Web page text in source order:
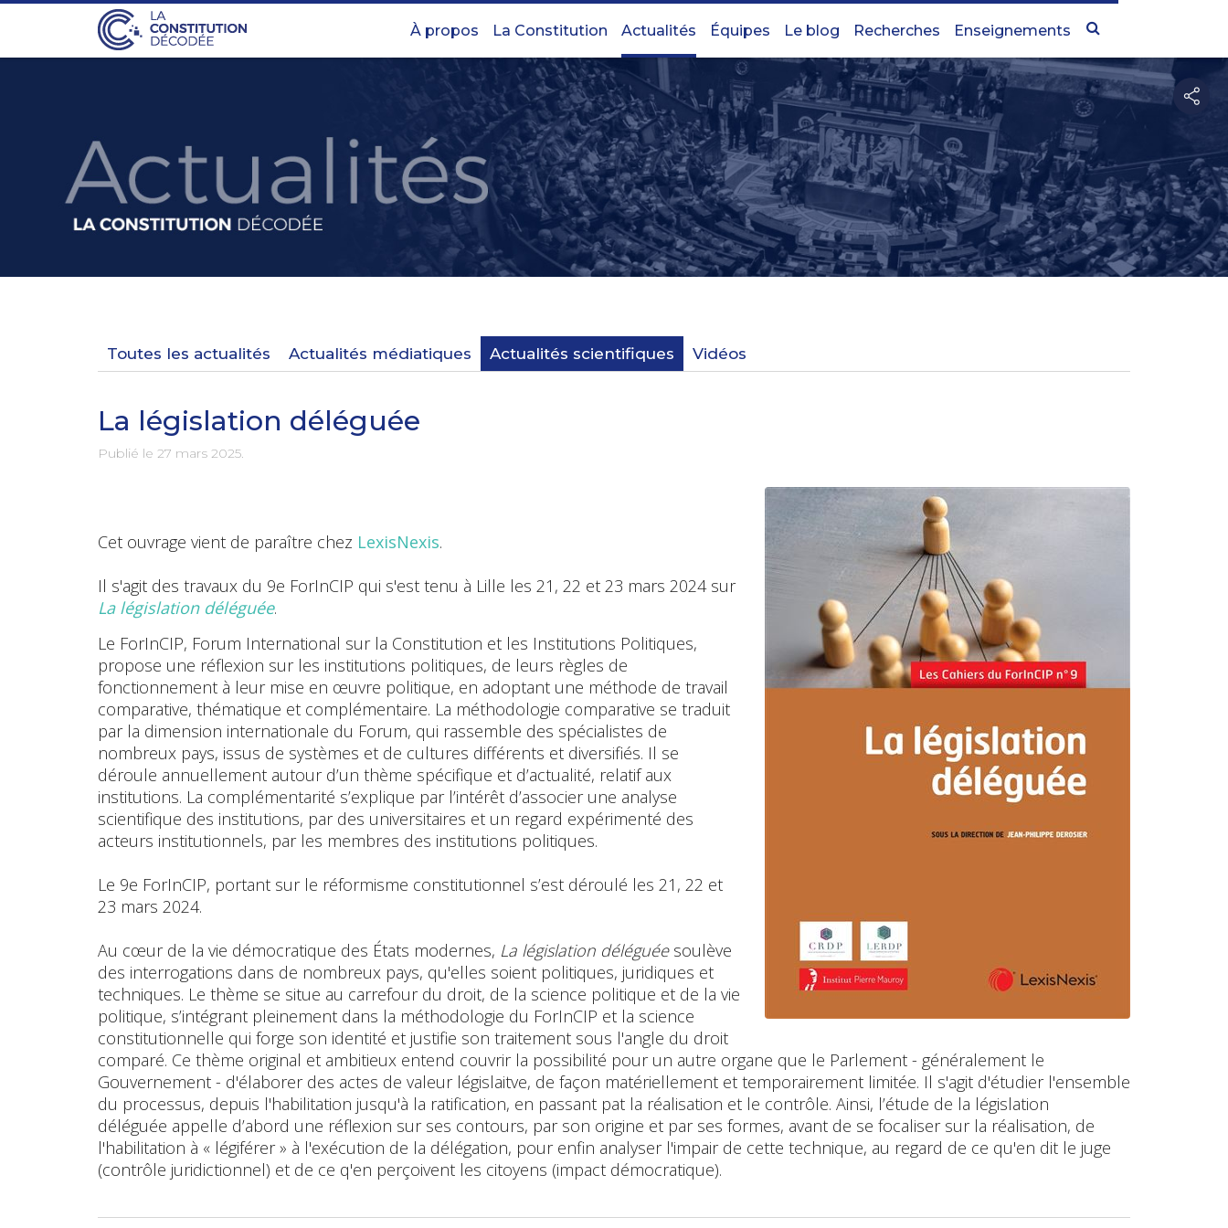
À propos La Constitution Actualités Équipes Le blog Recherches Enseignements
Toutes les actualités Actualités médiatiques Actualités scientifiques Vidéos
La législation déléguée
Publié le 27 mars 2025.
Cet ouvrage vient de paraître chez LexisNexis.
Il s'agit des travaux du 9e ForInCIP qui s'est tenu à Lille les 21, 22 et 23 mars 2024 sur
La législation déléguée.
Le ForInCIP, Forum International sur la Constitution et les Institutions Politiques,
propose une réflexion sur les institutions politiques, de leurs règles de
fonctionnement à leur mise en œuvre politique, en adoptant une méthode de travail
comparative, thématique et complémentaire. La méthodologie comparative se traduit
par la dimension internationale du Forum, qui rassemble des spécialistes de
nombreux pays, issus de systèmes et de cultures différents et diversifiés. Il se
déroule annuellement autour d’un thème spécifique et d’actualité, relatif aux
institutions. La complémentarité s’explique par l’intérêt d’associer une analyse
scientifique des institutions, par des universitaires et un regard expérimenté des
acteurs institutionnels, par les membres des institutions politiques.
Le 9e ForInCIP, portant sur le réformisme constitutionnel s’est déroulé les 21, 22 et
23 mars 2024.
Au cœur de la vie démocratique des États modernes, La législation déléguéesoulève
des interrogations dans de nombreux pays, qu'elles soient politiques, juridiques et
techniques. Le thème se situe au carrefour du droit, de la science politique et de la vie
politique, s’intégrant pleinement dans la méthodologie du ForInCIP et la science
constitutionnelle qui forge son identité et justifie son traitement sous l'angle du droit
comparé. Ce thème original et ambitieux entend couvrir la possibilité pour un autre organe que le Parlement - généralement le
Gouvernement - d'élaborer des actes de valeur législaitve, de façon matériellement et temporairement limitée. Il s'agit d'étudier l'ensemble
du processus, depuis l'habilitation jusqu'à la ratification, en passant pat la réalisation et le contrôle. Ainsi, l’étude de la législation
déléguée appelle d’abord une réflexion sur ses contours, par son origine et par ses formes, avant de se focaliser sur la réalisation, de
l'habilitation à « légiférer » à l'exécution de la délégation, pour enfin analyser l'impair de cette technique, au regard de ce qu'en dit le juge
(contrôle juridictionnel) et de ce q'en perçoivent les citoyens (impact démocratique).